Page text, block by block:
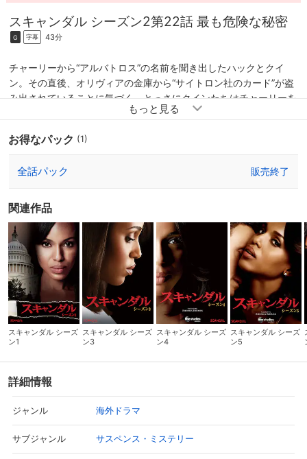
スキャンダル シーズン2第22話 最も危険な秘密
G 字幕 43分
チャーリーから“アルバトロス”の名前を聞き出したハックとクイ
ン。その直後、オリヴィアの金庫から“サイトロン社のカード”が盗
み出されていることに気づく。とっさにクインたちはチャーリーを
疑うが、オリヴィアは“アルバトロス”の背後にレストン知事がいる
ちかけていたレストン。早速、彼女は「ディファイアンスでの不正
て“オリヴィアの最も危険な秘密”も暴露されようとしていた。
お得なパック (1)
全話パック 販売終了
関連作品
スキャンダル シーズ
ン1
スキャンダル シーズ
ン3
スキャンダル シーズ
ン4
スキャンダル シーズ
ン5
詳細情報
ジャンル 海外ドラマ
サブジャンル サスペンス・ミステリー